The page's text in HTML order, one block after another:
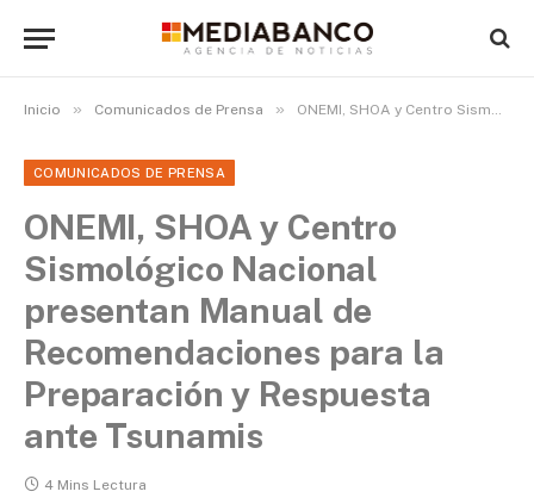
Inicio » Comunicados de Prensa » ONEMI, SHOA y Centro Sismológico Nacional presentan Manual de Recomendaciones para la Preparación y Respuesta ante Tsunamis
COMUNICADOS DE PRENSA
ONEMI, SHOA y Centro
Sismológico Nacional
presentan Manual de
Recomendaciones para la
Preparación y Respuesta
ante Tsunamis
4 Mins Lectura